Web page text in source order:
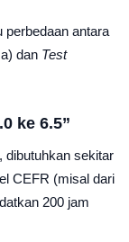
perbedaan antara
dan Test
ke 6.5”
, dibutuhkan sekitar
CEFR (misal dari
200 jam